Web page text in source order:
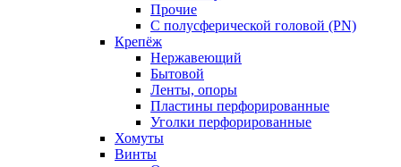
Прочие
С полусферической головой (PN)
Крепёж
Нержавеющий
Бытовой
Ленты, опоры
Пластины перфорированные
Уголки перфорированные
Хомуты
Винты